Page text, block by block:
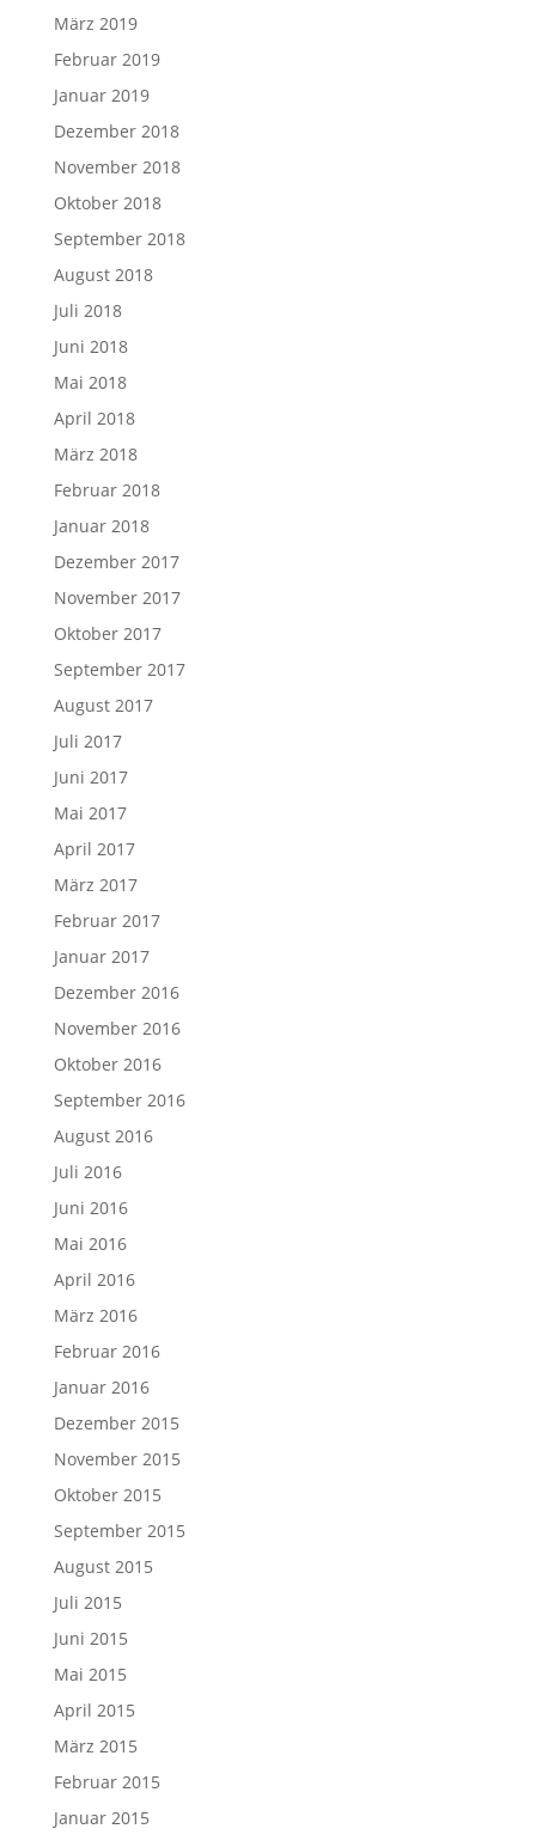
März 2019
Februar 2019
Januar 2019
Dezember 2018
November 2018
Oktober 2018
September 2018
August 2018
Juli 2018
Juni 2018
Mai 2018
April 2018
März 2018
Februar 2018
Januar 2018
Dezember 2017
November 2017
Oktober 2017
September 2017
August 2017
Juli 2017
Juni 2017
Mai 2017
April 2017
März 2017
Februar 2017
Januar 2017
Dezember 2016
November 2016
Oktober 2016
September 2016
August 2016
Juli 2016
Juni 2016
Mai 2016
April 2016
März 2016
Februar 2016
Januar 2016
Dezember 2015
November 2015
Oktober 2015
September 2015
August 2015
Juli 2015
Juni 2015
Mai 2015
April 2015
März 2015
Februar 2015
Januar 2015